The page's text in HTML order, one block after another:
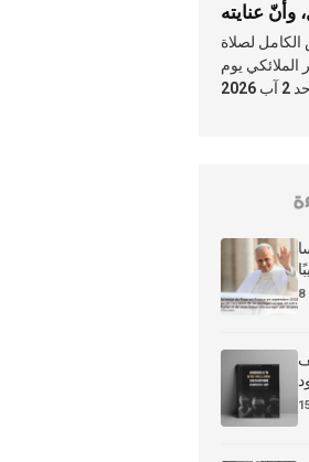
وأنّ عنايته
لا تغيب عنّا
أبدًا
الكامل لصلاة
الملائكي يوم
آب 2026
8